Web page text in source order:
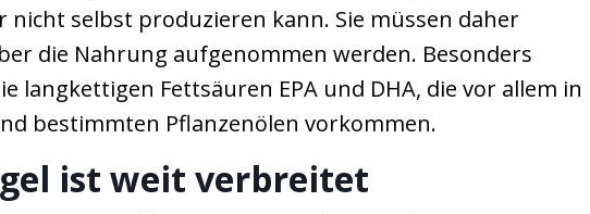
nicht selbst produzieren kann. Sie müssen daher
die Nahrung aufgenommen werden. Besonders
langkettigen Fettsäuren EPA und DHA, die vor allem in
bestimmten Pflanzenölen vorkommen.
ist weit verbreitet